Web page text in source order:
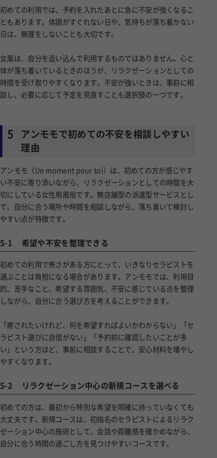
初めての利用では、予約を入れたあとに急に不安が強くなるこ
ともあります。体調がすぐれない日や、気持ちが落ち着かない
日は、無理をしないことも大切です。
女風は、自分を追い込んで利用するものではありません。心と
体が落ち着いているときのほうが、リラクゼーションとしての
時間を受け取りやすくなります。不安が強いときは、事前に相
談し、必要に応じて予定を見直すことも選択肢の一つです。
5
アンモモで初めての不安を相談しやすい
理由
アンモモ（Un moment pour toi）は、初めての方が感じやす
い不安に寄り添いながら、リラクゼーションとしての時間を大
切にしている女性用風俗です。無店舗型の派遣型サービスとし
て、自分に合う場所や時間を相談しながら、落ち着いて検討し
やすい点が特徴です。
5-1 希望や不安を整理できる
初めての利用で怖さがある方にとって、いきなりセラピストを
選ぶことは負担になる場合があります。アンモモでは、利用目
的、苦手なこと、希望する雰囲気、不安に感じている点を整理
しながら、自分に合う選び方を考えることができます。
「癒されたいけれど、何を希望すればよいかわからない」「セ
ラピスト選びに自信がない」「予約前に確認したいことが多
い」という方ほど、事前に相談することで、安心材料を増やし
やすくなります。
5-2 リラクゼーション中心の新規コースを選べる
初めての方は、最初から特別な希望を明確に持っていなくても
大丈夫です。新規コースは、初指名のセラピストによるリラク
ゼーション中心の施術として、会話や距離感を確かめながら、
自分に合う時間の過ごし方を見つけやすいコースです。